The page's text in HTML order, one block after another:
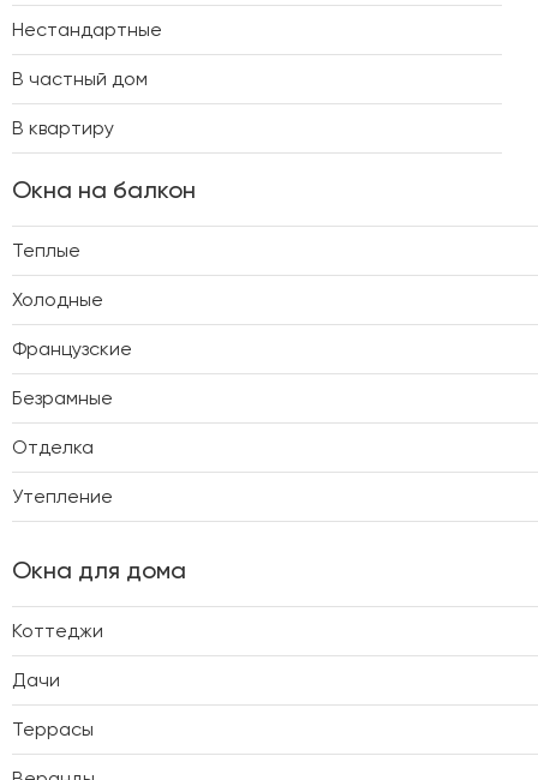
Нестандартные
В частный дом
В квартиру
Окна на балкон
Теплые
Холодные
Французские
Безрамные
Отделка
Утепление
Окна для дома
Коттеджи
Дачи
Террасы